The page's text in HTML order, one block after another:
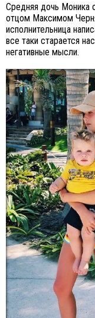
Средняя дочь Моника
отцом Максимом
исполнительница
все таки старается
негативные мысли.